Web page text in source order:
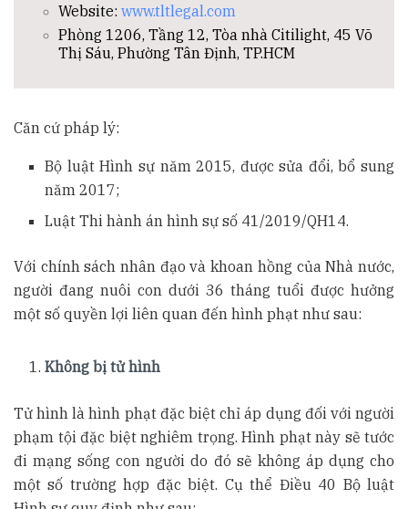
Website:www.tltlegal.com
Phòng 1206, Tầng 12, Tòa nhà Citilight, 45 Võ
Thị Sáu, Phường Tân Định, TP.HCM
Căn cứ pháp lý:
Bộ luật Hình sự năm 2015, được sửa đổi, bổ sung
năm 2017;
Luật Thi hành án hình sự số 41/2019/QH14.
Với chính sách nhân đạo và khoan hồng của Nhà nước,
người đang nuôi con dưới 36 tháng tuổi được hưởng
một số quyền lợi liên quan đến hình phạt như sau:
Không bị tử hình
Tử hình là hình phạt đặc biệt chỉ áp dụng đối với người
phạm tội đặc biệt nghiêm trọng. Hình phạt này sẽ tước
đi mạng sống con người do đó sẽ không áp dụng cho
một số trường hợp đặc biệt. Cụ thể Điều 40 Bộ luật